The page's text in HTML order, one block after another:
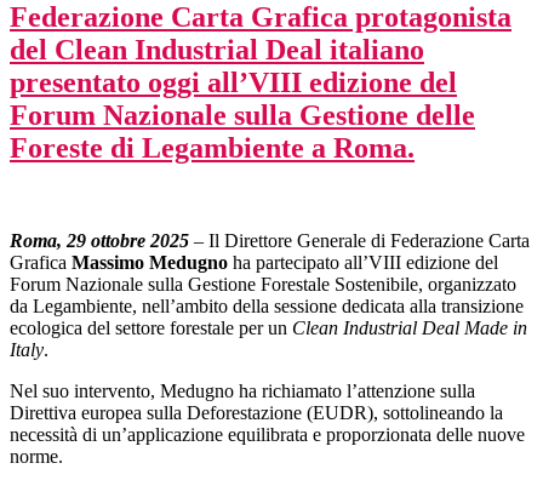
Federazione Carta Grafica protagonista
del Clean Industrial Deal italiano
presentato oggi all’VIII edizione del
Forum Nazionale sulla Gestione delle
Foreste di Legambiente a Roma.
Roma, 29 ottobre 2025 – Il Direttore Generale di Federazione Carta
Grafica Massimo Medugno ha partecipato all’VIII edizione del
Forum Nazionale sulla Gestione Forestale Sostenibile, organizzato
da Legambiente, nell’ambito della sessione dedicata alla transizione
ecologica del settore forestale per un Clean Industrial Deal Made in
Italy.
Nel suo intervento, Medugno ha richiamato l’attenzione sulla
Direttiva europea sulla Deforestazione (EUDR), sottolineando la
necessità di un’applicazione equilibrata e proporzionata delle nuove
norme.